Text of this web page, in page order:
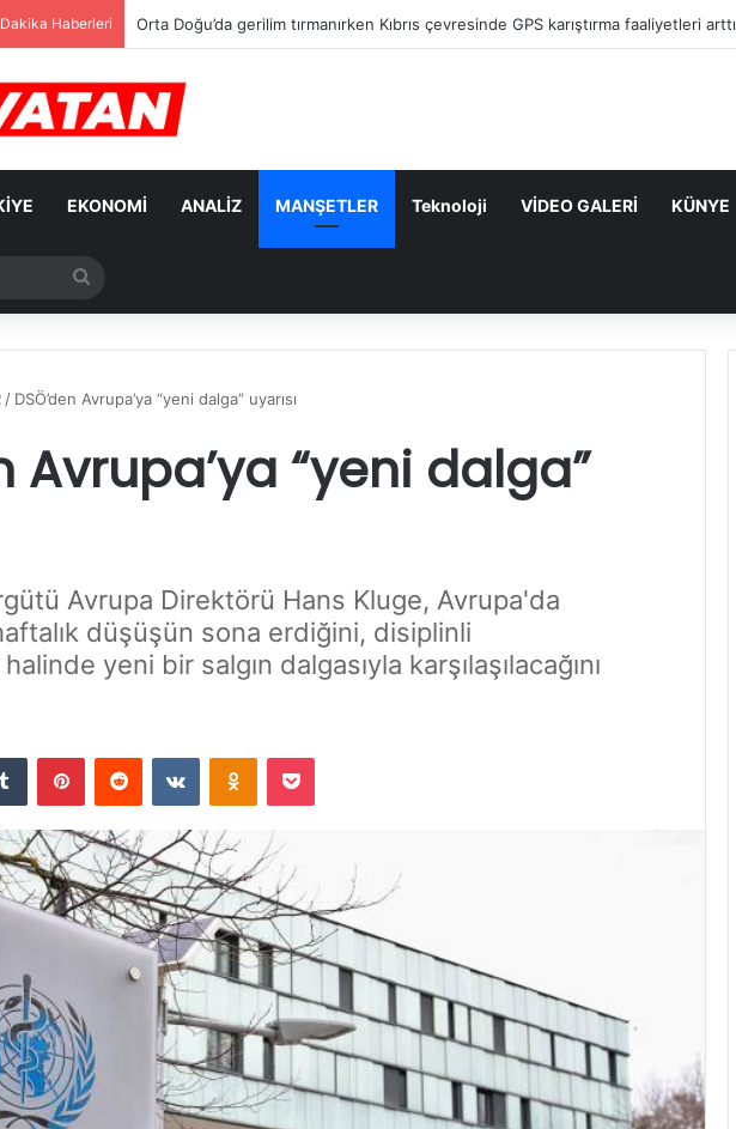
Haberleri Orta Doğu’da gerilim tırmanırken Kıbrıs çevresinde GPS karıştırma faaliyetleri arttı
EKONOMİ ANALİZ MANŞETLER Teknoloji VİDEO GALERİ KÜNYE
yap
/ DSÖ’den Avrupa’ya “yeni dalga” uyarısı
Avrupa’ya “yeni dalga”
Avrupa Direktörü Hans Kluge, Avrupa'da
düşüşün sona erdiğini, disiplinli
yeni bir salgın dalgasıyla karşılaşılacağını
Tumblr PinterestReddit VKontakteOdnoklassniki
Pocket